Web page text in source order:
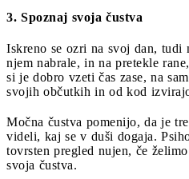
3. Spoznaj svoja čustva
Iskreno se ozri na svoj dan, tudi
njem nabrale, in na pretekle
si je dobro vzeti čas zase, na
svojih občutkih in od kod
Močna čustva pomenijo, da je
videli, kaj se v duši dogaja.
tovrsten pregled nujen, če
svoja čustva.